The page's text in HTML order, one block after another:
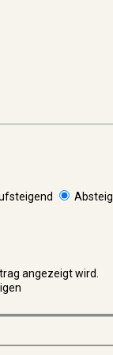
angezeigt wird.